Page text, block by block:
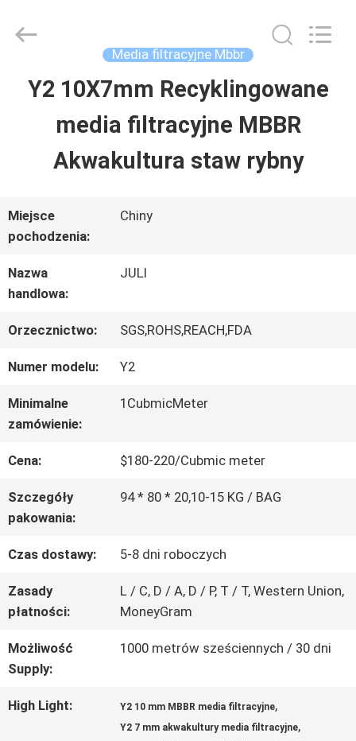
DO
DOMU
O
NAS
WYCIECZKA
PO
FABRYCE
KONTROLA
JAKOŚCI
SKONTAKTUJ
SIĘ
Z
NAMI
Plastic
CO.,LTD.
Reserved.
Developed
Media filtracyjne Mbbr
Y2 10X7mm Recyklingowane
media filtracyjne MBBR
Akwakultura staw rybny
Miejsce
pochodzenia:
Chiny
Nazwa
handlowa:
JULI
Orzecznictwo: SGS,ROHS,REACH,FDA
Numer modelu: Y2
Minimalne
zamówienie:
1CubmicMeter
Cena: $180-220/Cubmic meter
Szczegóły
pakowania:
94 * 80 * 20,10-15 KG / BAG
Czas dostawy: 5-8 dni roboczych
Zasady
płatności:
L / C, D / A, D / P, T / T, Western Union,
MoneyGram
Możliwość
Supply:
1000 metrów sześciennych / 30 dni
High Light: Y2 10 mm MBBR media filtracyjne,
Y2 7 mm akwakultury media filtracyjne,